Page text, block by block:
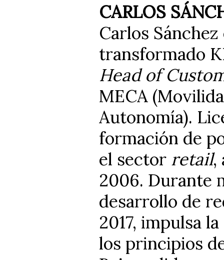
CARLOS
Carlos
transformado
Head of
MECA
Autonomía).
formación de
el sector retail,
2006. Durante
desarrollo de
2017, impulsa
los principios